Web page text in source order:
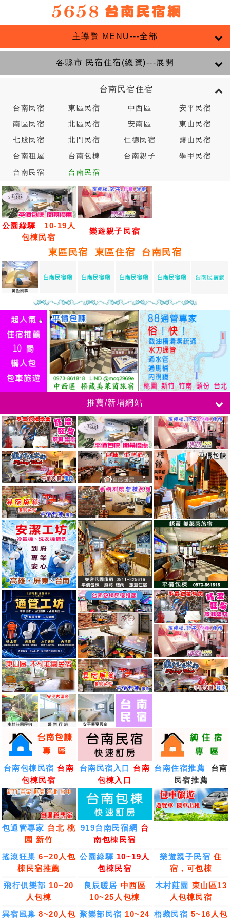
主導覽 MENU---全部
各縣市 民宿住宿(總覽)---展開
台南民宿住宿
台南民宿 東區民宿 中西區 安平民宿
南區民宿 北區民宿 安南區 東山民宿
七股民宿 北門民宿 仁德民宿 鹽山民宿
台南租屋 台南包棟 台南親子 學甲民宿
台南民宿 台南民宿
公園綠驛
10-19人
包棟民宿
樂遊親子 民宿
東區民宿 東區住宿 台南民宿
推薦/新增網站
台南包棟民宿 台南
包棟民宿
台南民宿入口
台南
包棟入口
台南住宿推薦
台南
民宿推薦
包通管專家 台北 桃
園 新竹
919台南民宿網 台
南包棟民宿
搖滾狂巢 6~20人包
棟民宿推薦
公園綠驛 10~19人
包棟民宿
樂遊親子民宿 住
宿，可包棟
飛行俱樂部 10~20
人包棟
良辰暖居 中西區
10~25人包棟
木村莊園
東山區13
人包棟民宿
異宿風巢 8~20人包 聚樂部民宿 10~24 梧藏民宿 5~16人包